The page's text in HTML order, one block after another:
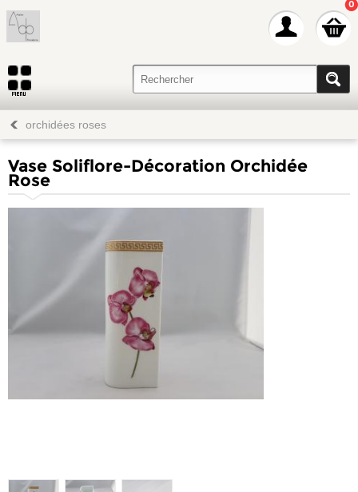
0
orchidées roses
Vase Soliflore-Décoration Orchidée
Rose